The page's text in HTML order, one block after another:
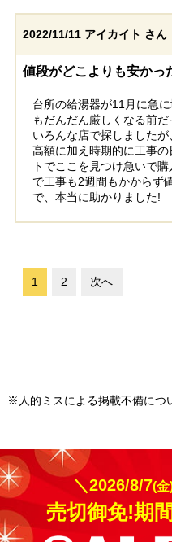
2022/11/11 アイカイト さん
値段がどこよりも安かっ
台所の給湯器が11月に急
もだんだん厳しくなる前だ
いろんな店で探しました
高額に加え時期的に工事
トでここを見つけ急いで
で工事も2週間もかからず
で、本当に助かりました!
1 2 次へ
※人的ミスによる掲載不備につ
＼2026/8/7(金
売切御免!期